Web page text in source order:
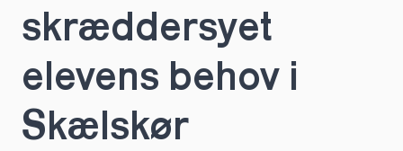
skræddersyet
elevens behov i
Skælskør